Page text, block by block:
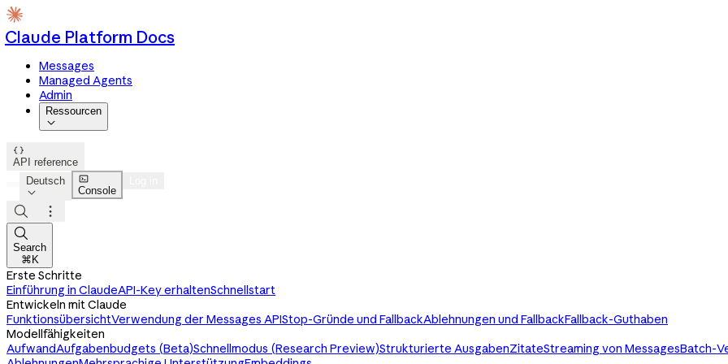
Claude Platform Docs
Messages
Managed Agents
Admin
Ressourcen


API reference
Deutsch


Console



Search
⌘K
Erste Schritte
Einführung in ClaudeAPI-Key erhaltenSchnellstart
Entwickeln mit Claude
FunktionsübersichtVerwendung der Messages APIStop-Gründe und FallbackAblehnungen und FallbackFallback-Guthaben
Modellfähigkeiten
AufwandAufgabenbudgets (Beta)Schnellmodus (Research Preview)Strukturierte AusgabenZitateStreaming von MessagesBatch-